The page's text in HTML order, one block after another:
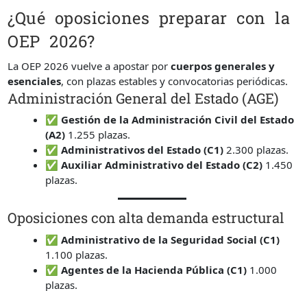
¿Qué oposiciones preparar con la
OEP 2026?
La OEP 2026 vuelve a apostar porcuerpos generales y
esenciales, con plazas estables y convocatorias periódicas.
Administración General del Estado (AGE)
✅ Gestión de la Administración Civil del Estado
(A2) 1.255 plazas.
✅Administrativos del Estado (C1) 2.300 plazas.
✅Auxiliar Administrativo del Estado (C2) 1.450
plazas.
Oposiciones con alta demanda estructural
✅Administrativo de la Seguridad Social (C1)
1.100 plazas.
✅Agentes de la Hacienda Pública (C1) 1.000
plazas.